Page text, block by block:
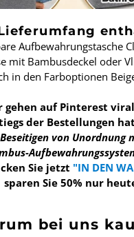
Aufbewahrungstasche
mit Bambusdeckel oder
in den Farboptionen
gehen auf Pinterest
der Bestellungen hat
von Unordnung
Sie jetzt "IN DEN
sparen Sie 50% nur
bei uns